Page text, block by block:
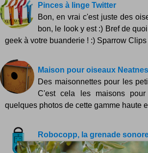
Pinces à linge Twitter
Bon, en vrai c'est juste des
bon, le look y est :) Bref de
geek à votre buanderie ! :) Sparrow Clips
Maison pour oiseaux
Des maisonnettes pour les
C'est cela les maisons
quelques photos de cette gamme haute
Robocopp, la grenade
Un gadget qui casse les